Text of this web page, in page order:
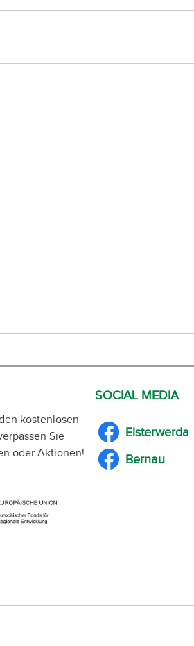
kostenlosen
Sie
oder Aktionen!
SOCIAL MEDIA
Elsterwerda
Bernau